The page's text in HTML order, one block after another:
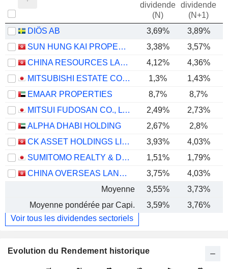
dividende
(N)
dividende
(N+1)
DIÖS AB 3,69%
3,89%
SUN HUNG KAI PROPERTIES LIMITED
3,38% 3,57%
CHINA RESOURCES LAND LIMITED
4,12%
4,36%
MITSUBISHI ESTATE CO., LTD.
1,3% 1,43%
EMAAR PROPERTIES
8,7%
8,7%
MITSUI FUDOSAN CO., LTD.
2,49% 2,73%
ALPHA DHABI HOLDING
2,67%
2,8%
CK ASSET HOLDINGS LIMITED
3,93%
4,03%
SUMITOMO REALTY & DEVELOPMENT CO., LTD.
1,51% 1,79%
CHINA OVERSEAS LAND & INVESTMENT LIMITED
3,75% 4,03%
Moyenne
3,55% 3,73%
Moyenne pondérée par Capi.
3,59% 3,76%
Voir tous les dividendes sectoriels
Evolution du Rendement historique